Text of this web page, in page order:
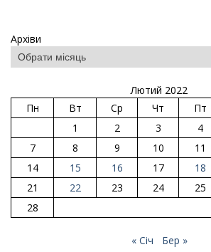
Архіви
Лютий 2022
Пн
Вт Ср Чт Пт
1
2 3 4
7
8 9 10 11
14
15 16 17 18
21
22 23 24 25
28
« Січ Бер »